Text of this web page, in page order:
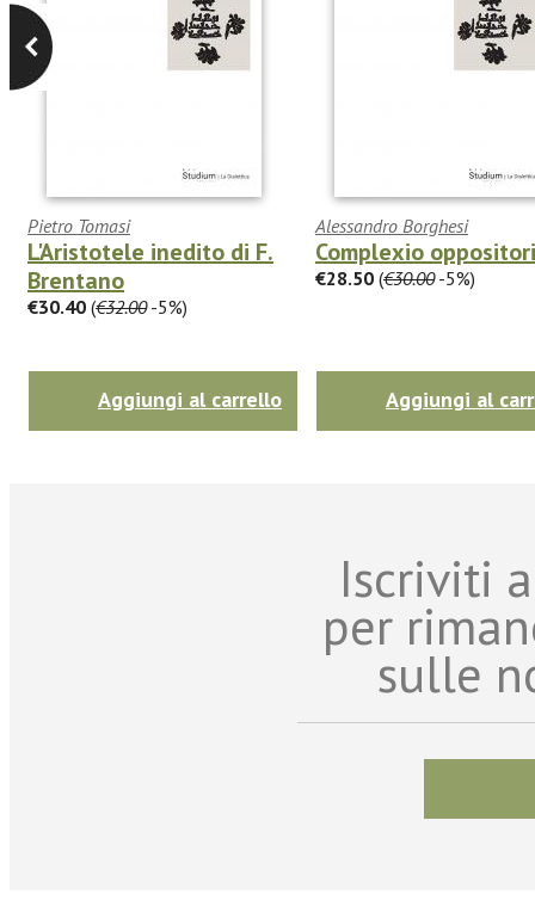
Pietro Tomasi
L'Aristotele inedito di F.
Brentano
€30.40 (€32.00-5%)
Aggiungi al carrello
Alessandro Borghesi
Complexio
€28.50 (€30.00-5%)
Aggiungi al
Iscriviti
per
sulle